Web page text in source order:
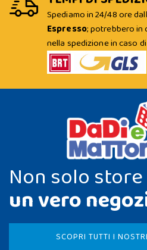
Spediamo in 24/48 ore
Espresso; potrebbero in
nella spedizione in caso
Non solo
un vero
SCOPRI TUTTI I